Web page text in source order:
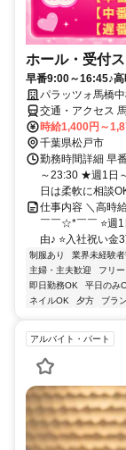
ホール・受付
早番9:00～16:45♪高
パラッツォ馬橋
交通・アクセス
時給1,400円～
千葉県松戸市
勤務時間詳細 早
～23:30 ★週1日
日は柔軟に相談
仕事内容 ＼高時
￣￣☆*￣￣ ⭐週1
由♪ ⭐入社祝い金
制服あり 業界未経験者
主婦・主夫歓迎
フリ
即日勤務OK
平日のみ
ネイルOK
夕方 ブラ
アルバイト・パート